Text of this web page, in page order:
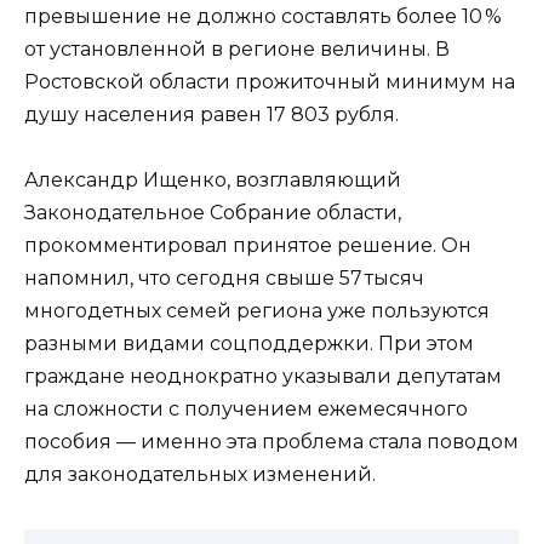
превышение не должно составлять более 10 %
от установленной в регионе величины. В
Ростовской области прожиточный минимум на
душу населения равен 17 803 рубля.
Александр Ищенко, возглавляющий
Законодательное Собрание области,
прокомментировал принятое решение. Он
напомнил, что сегодня свыше 57 тысяч
многодетных семей региона уже пользуются
разными видами соцподдержки. При этом
граждане неоднократно указывали депутатам
на сложности с получением ежемесячного
пособия — именно эта проблема стала поводом
для законодательных изменений.